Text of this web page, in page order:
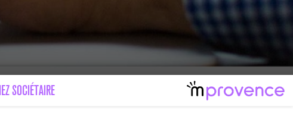
SOCIÉTAIRE
IMAGES POUR TOUTES LES MALADIES